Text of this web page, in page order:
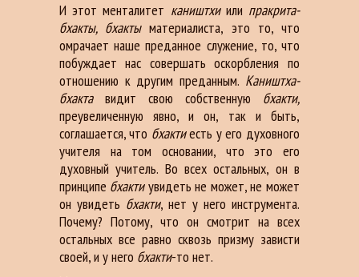
И этот менталитет каништхи или пракрита-
бхакты, бхактыматериалиста, это то, что
омрачает наше преданное служение, то, что
побуждает нас совершать оскорбления по
отношению к другим преданным. Каништха-
бхактавидит свою собственную бхакти,
преувеличенную явно, и он, так и быть,
соглашается, что бхактиесть у его духовного
учителя на том основании, что это его
духовный учитель. Во всех остальных, он в
принципе бхактиувидеть не может, не может
он увидеть бхакти, нет у него инструмента.
Почему? Потому, что он смотрит на всех
остальных все равно сквозь призму зависти
своей, и у него бхакти-то нет.